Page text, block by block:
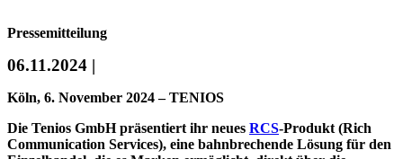
Pressemitteilung
06.11.2024 |
Köln, 6. November 2024 – TENIOS
Die Tenios GmbH präsentiert ihr neues RCS-Produkt (Rich
Communication Services), eine bahnbrechende Lösung für den